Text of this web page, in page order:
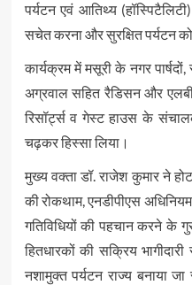
पर्यटन एवं आतिथ्य
सचेत करना और सुरक्षित पर्यटन को
कार्यक्रम में मसूरी के नगर
अग्रवाल सहित रैडिसन और
रिसॉर्ट्स व गेस्ट हाउस के
चढ़कर हिस्सा लिया।
मुख्य वक्ता डॉ. राजेश कुमार ने
की रोकथाम, एनडीपीएस
गतिविधियों की पहचान करने के
हितधारकों की सक्रिय
नशामुक्त पर्यटन राज्य बनाया